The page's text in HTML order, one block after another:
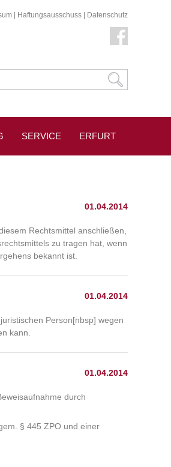
Haftungsausschuss Datenschutz
SERVICE ERFURT
01.04.2014
Rechtsmittel anschließen,
zu tragen hat, wenn
bekannt ist.
01.04.2014
Person[nbsp] wegen
kann.
01.04.2014
durch
§ 445 ZPO und einer